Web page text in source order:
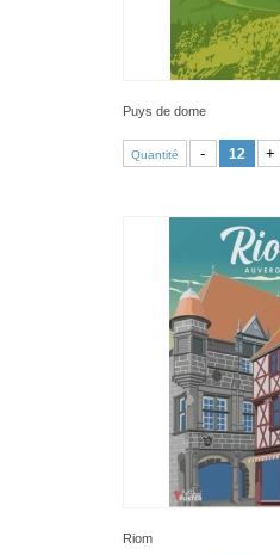
Puys de dome
Quantité - +
Riom